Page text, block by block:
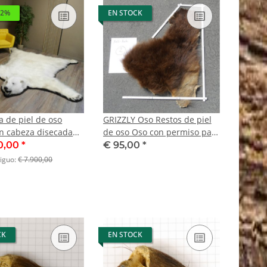
de piel de oso
cabeza disecada
de oso polar XL
con permiso para
*
€ 7.900,00
EN STOCK
GRIZZLY Oso Restos de piel
de oso Oso con permiso para
la venta Paquete de pieles 2
€ 95,00 *
EN STOCK